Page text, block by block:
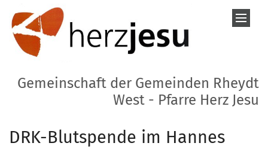
Zum Inhalt springen
Gemeinschaft der Gemeinden Rheydt
West - Pfarre Herz Jesu
DRK-Blutspende im Hannes